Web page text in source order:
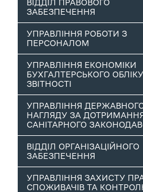
ВІДДІЛ ПРАВОВОГО
ЗАБЕЗПЕЧЕННЯ
УПРАВЛІННЯ РОБОТИ З
ПЕРСОНАЛОМ
УПРАВЛІННЯ ЕКОНОМІКИ
БУХГАЛТЕРСЬКОГО
ЗВІТНОСТІ
УПРАВЛІННЯ
НАГЛЯДУ ЗА
САНІТАРНОГО
ВІДДІЛ ОРГАНІЗАЦІЙНОГО
ЗАБЕЗПЕЧЕННЯ
УПРАВЛІННЯ ЗАХИСТУ
СПОЖИВАЧІВ ТА